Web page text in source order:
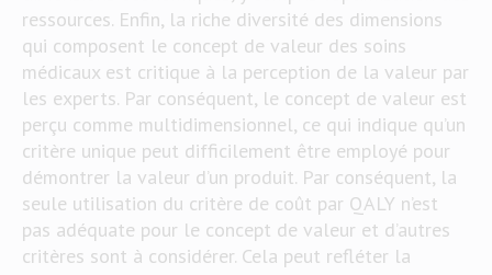
ressources. Enfin, la riche diversité des dimensions
qui composent le concept de valeur des soins
médicaux est critique à la perception de la valeur par
les experts. Par conséquent, le concept de valeur est
perçu comme multidimensionnel, ce qui indique qu’un
critère unique peut difficilement être employé pour
démontrer la valeur d’un produit. Par conséquent, la
seule utilisation du critère de coût par QALY n’est
pas adéquate pour le concept de valeur et d’autres
critères sont à considérer. Cela peut refléter la